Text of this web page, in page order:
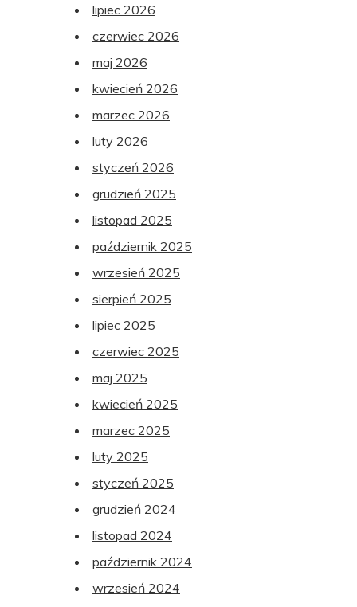
lipiec 2026
czerwiec 2026
maj 2026
kwiecień 2026
marzec 2026
luty 2026
styczeń 2026
grudzień 2025
listopad 2025
październik 2025
wrzesień 2025
sierpień 2025
lipiec 2025
czerwiec 2025
maj 2025
kwiecień 2025
marzec 2025
luty 2025
styczeń 2025
grudzień 2024
listopad 2024
październik 2024
wrzesień 2024